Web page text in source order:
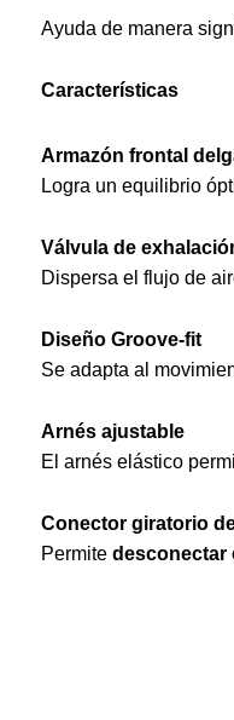
Ayuda de manera
Características
Armazón frontal
Logra un equilibrio
Válvula de
Dispersa el flujo de
Diseño Groove-fit
Se adapta al
Arnés ajustable
El arnés elástico
Conector giratorio
Permite desconectar